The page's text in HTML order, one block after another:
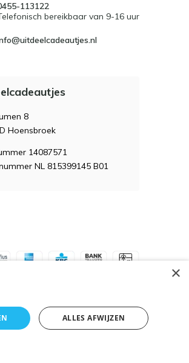
113122
bereikbaar van 9-16 uur
8
Hoensbroek
14087571
NL 815399145 B01
RSS-feed Sitemap
×
ALLES AFWIJZEN